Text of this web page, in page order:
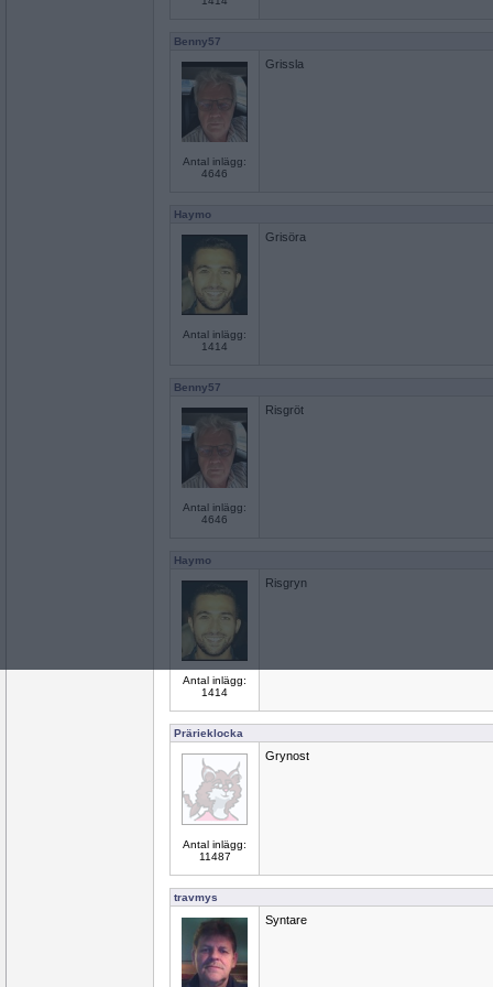
Benny57
Antal inlägg:
4646
Grissla
Haymo
Antal inlägg:
1414
Grisöra
Benny57
Antal inlägg:
4646
Risgröt
Haymo
Antal inlägg:
1414
Risgryn
Prärieklocka
Antal inlägg:
11487
Grynost
travmys
Syntare